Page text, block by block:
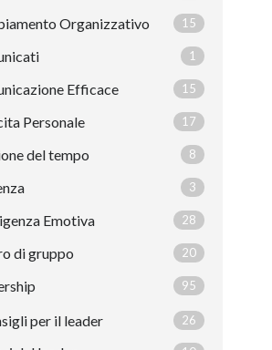
Organizzativo 15
1
Efficace 15
Personale 17
del tempo 8
3
Emotiva 28
di gruppo 20
95
per il leader 26